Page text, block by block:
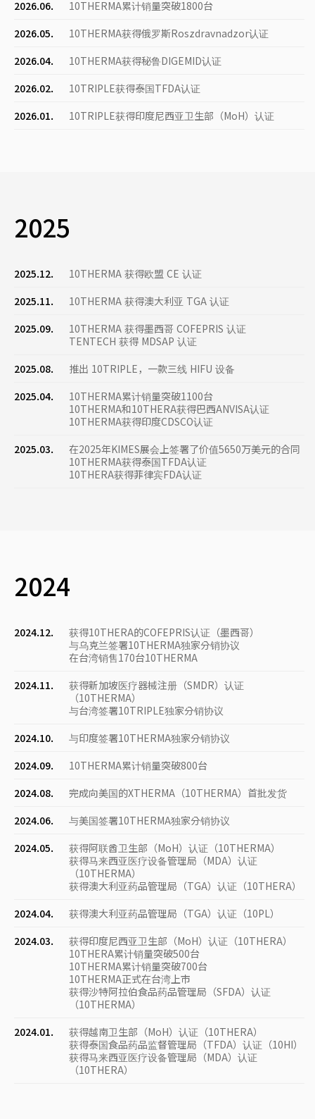
2026.06.
10THERMA累计销量突破1800台
2026.05.
10THERMA获得俄罗斯Roszdravnadzor认证
2026.04.
10THERMA获得秘鲁DIGEMID认证
2026.02.
10TRIPLE获得泰国TFDA认证
2026.01.
10TRIPLE获得印度尼西亚卫生部（MoH）认证
2025
2025.12.
10THERMA 获得欧盟 CE 认证
2025.11.
10THERMA 获得澳大利亚 TGA 认证
2025.09.
10THERMA 获得墨西哥 COFEPRIS 认证
TENTECH 获得 MDSAP 认证
2025.08.
推出 10TRIPLE，一款三线 HIFU 设备
2025.04.
10THERMA累计销量突破1100台
10THERMA和10THERA获得巴西ANVISA认证
10THERMA获得印度CDSCO认证
2025.03.
在2025年KIMES展会上签署了价值5650万美元的合同
10THERMA获得泰国TFDA认证
10THERA获得菲律宾FDA认证
2024
2024.12.
获得10THERA的COFEPRIS认证（墨西哥）
与乌克兰签署10THERMA独家分销协议
在台湾销售170台10THERMA
2024.11.
获得新加坡医疗器械注册（SMDR）认证
（10THERMA）
与台湾签署10TRIPLE独家分销协议
2024.10.
与印度签署10THERMA独家分销协议
2024.09.
10THERMA累计销量突破800台
2024.08.
完成向美国的XTHERMA（10THERMA）首批发货
2024.06.
与美国签署10THERMA独家分销协议
2024.05.
获得阿联酋卫生部（MoH）认证（10THERMA）
获得马来西亚医疗设备管理局（MDA）认证
（10THERMA）
获得澳大利亚药品管理局（TGA）认证（10THERA）
2024.04.
获得澳大利亚药品管理局（TGA）认证（10PL）
2024.03.
获得印度尼西亚卫生部（MoH）认证（10THERA）
10THERA累计销量突破500台
10THERMA累计销量突破700台
10THERMA正式在台湾上市
获得沙特阿拉伯食品药品管理局（SFDA）认证
（10THERMA）
2024.01.
获得越南卫生部（MoH）认证（10THERA）
获得泰国食品药品监督管理局（TFDA）认证（10HI）
获得马来西亚医疗设备管理局（MDA）认证
（10THERA）